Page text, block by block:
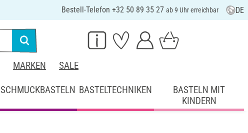
Bestell-Telefon +32 50 89 35 27 ab 9 Uhr erreichbar DE
MARKEN SALE
SCHMUCKBASTELN BASTELTECHNIKEN
BASTELN MIT
KINDERN